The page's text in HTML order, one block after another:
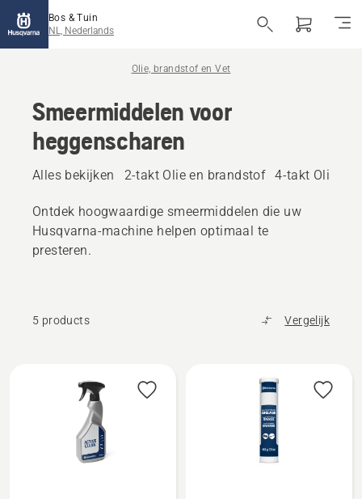
Bos & Tuin
NL, Nederlands
Olie, brandstof en Vet
Smeermiddelen voor
heggenscharen
Alles bekijken 2-takt Olie en brandstof 4-takt Olie en
Ontdek hoogwaardige smeermiddelen die uw
Husqvarna-machine helpen optimaal te
presteren.
5 products Vergelijk
producten